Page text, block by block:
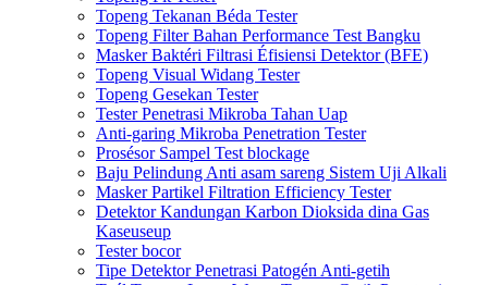
Topeng Tekanan Béda Tester
Topeng Filter Bahan Performance Test Bangku
Masker Baktéri Filtrasi Éfisiensi Detektor (BFE)
Topeng Visual Widang Tester
Topeng Gesekan Tester
Tester Penetrasi Mikroba Tahan Uap
Anti-garing Mikroba Penetration Tester
Prosésor Sampel Test blockage
Baju Pelindung Anti asam sareng Sistem Uji Alkali
Masker Partikel Filtration Efficiency Tester
Detektor Kandungan Karbon Dioksida dina Gas
Kaseuseup
Tester bocor
Tipe Detektor Penetrasi Patogén Anti-getih